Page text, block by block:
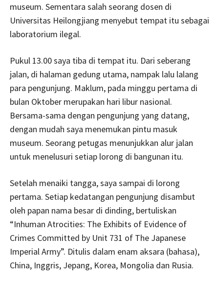
museum. Sementara salah seorang dosen di
Universitas Heilongjiang menyebut tempat itu sebagai
laboratorium ilegal.
Pukul 13.00 saya tiba di tempat itu. Dari seberang
jalan, di halaman gedung utama, nampak lalu lalang
para pengunjung. Maklum, pada minggu pertama di
bulan Oktober merupakan hari libur nasional.
Bersama-sama dengan pengunjung yang datang,
dengan mudah saya menemukan pintu masuk
museum. Seorang petugas menunjukkan alur jalan
untuk menelusuri setiap lorong di bangunan itu.
Setelah menaiki tangga, saya sampai di lorong
pertama. Setiap kedatangan pengunjung disambut
oleh papan nama besar di dinding, bertuliskan
“Inhuman Atrocities: The Exhibits of Evidence of
Crimes Committed by Unit 731 of The Japanese
Imperial Army”. Ditulis dalam enam aksara (bahasa),
China, Inggris, Jepang, Korea, Mongolia dan Rusia.